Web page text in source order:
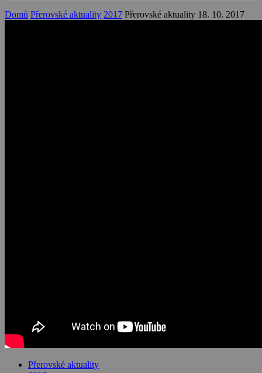
Domů Přerovské aktuality 2017 Přerovské aktuality 18. 10. 2017
Přerovské aktuality